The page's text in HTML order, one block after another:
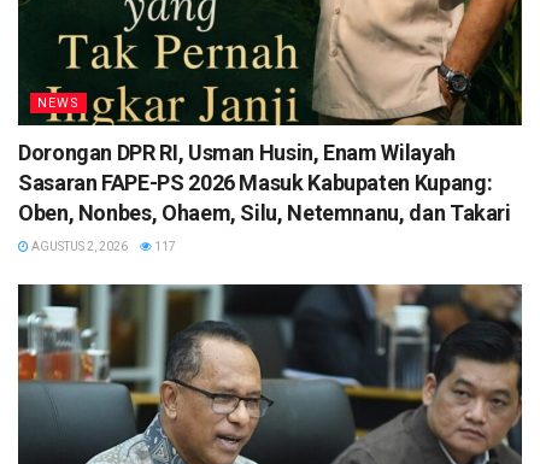
NEWS
Dorongan DPR RI, Usman Husin, Enam Wilayah
Sasaran FAPE-PS 2026 Masuk Kabupaten Kupang:
Oben, Nonbes, Ohaem, Silu, Netemnanu, dan Takari
AGUSTUS 2, 2026 117